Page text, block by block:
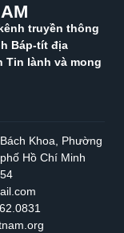
truyền thông
Báp-tít địa
Tin lành và mong
Khoa, Phường
Hồ Chí Minh